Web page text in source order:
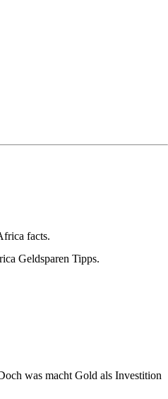
facts.
Geldsparen Tipps.
was macht Gold als Investition